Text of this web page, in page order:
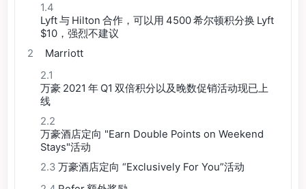
1.4
Lyft 与 Hilton 合作，可以用 4500 希尔顿积分换 Lyft
$10，强烈不建议
2
Marriott
2.1
万豪 2021 年 Q1 双倍积分以及晚数促销活动现已上
线
2.2
万豪酒店定向 "Earn Double Points on Weekend
Stays"活动
2.3 万豪酒店定向 “Exclusively For You”活动